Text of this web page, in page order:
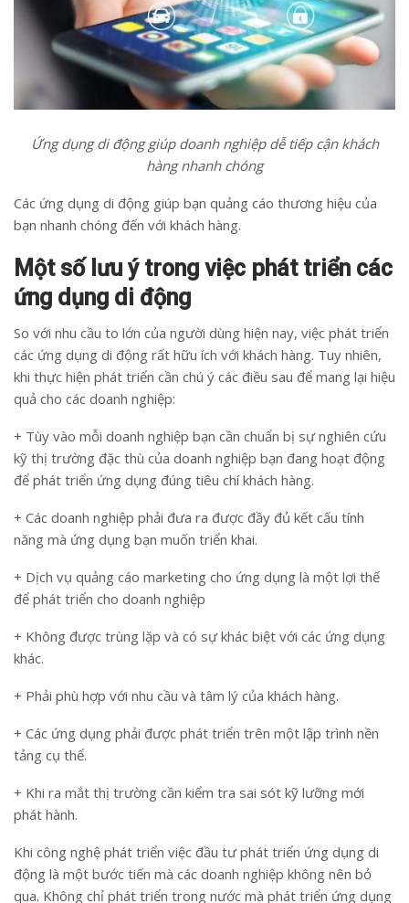
Ứng dụng di động giúp doanh nghiệp dễ tiếp cận khách
hàng nhanh chóng
Các ứng dụng di động giúp bạn quảng cáo thương hiệu của
bạn nhanh chóng đến với khách hàng.
Một số lưu ý trong việc phát triển các
ứng dụng di động
So với nhu cầu to lớn của người dùng hiện nay, việc phát triển
các ứng dụng di động rất hữu ích với khách hàng. Tuy nhiên,
khi thực hiện phát triển cần chú ý các điều sau để mang lại hiệu
quả cho các doanh nghiệp:
+ Tùy vào mỗi doanh nghiệp bạn cần chuẩn bị sự nghiên cứu
kỹ thị trường đặc thù của doanh nghiệp bạn đang hoạt động
để phát triển ứng dụng đúng tiêu chí khách hàng.
+ Các doanh nghiệp phải đưa ra được đầy đủ kết cấu tính
năng mà ứng dụng bạn muốn triển khai.
+ Dịch vụ quảng cáo marketing cho ứng dụng là một lợi thế
để phát triển cho doanh nghiệp
+ Không được trùng lặp và có sự khác biệt với các ứng dụng
khác.
+ Phải phù hợp với nhu cầu và tâm lý của khách hàng.
+ Các ứng dụng phải được phát triển trên một lập trình nền
tảng cụ thể.
+ Khi ra mắt thị trường cần kiểm tra sai sót kỹ lưỡng mới
phát hành.
Khi công nghệ phát triển việc đầu tư phát triển ứng dụng di
động là một bước tiến mà các doanh nghiệp không nên bỏ
qua. Không chỉ phát triển trong nước mà phát triển ứng dụng